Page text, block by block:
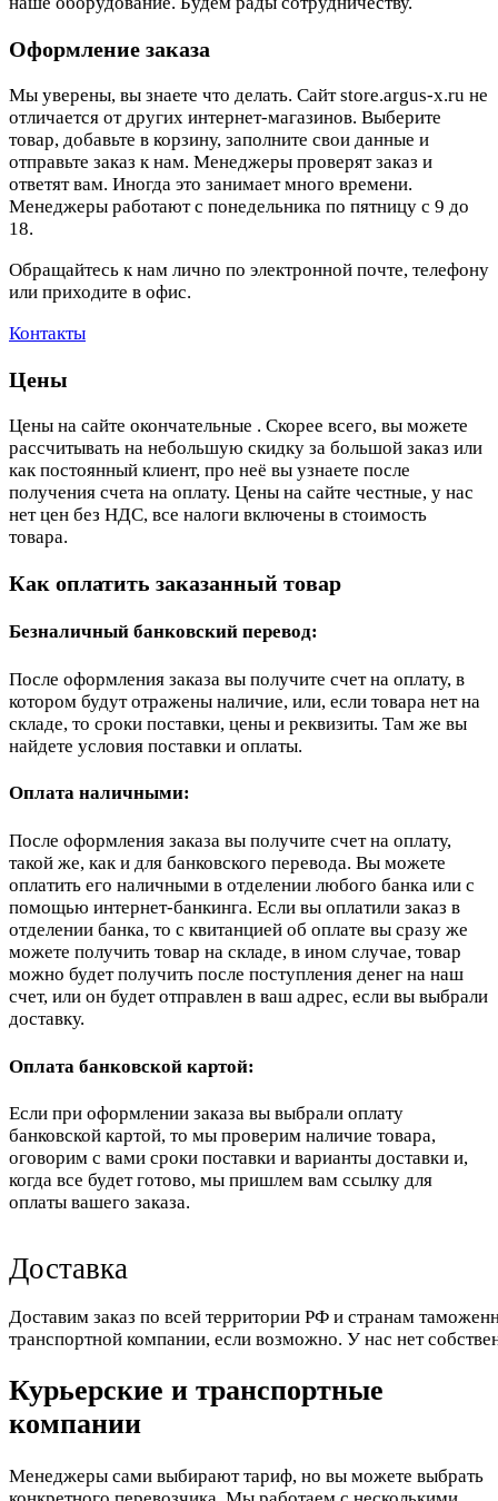
Оформление заказа
Мы уверены, вы знаете что делать. Сайт store.argus-x.ru не
отличается от других интернет-магазинов. Выберите
товар, добавьте в корзину, заполните свои данные и
отправьте заказ к нам. Менеджеры проверят заказ и
ответят вам. Иногда это занимает много времени.
Менеджеры работают с понедельника по пятницу с 9 до
18.
Обращайтесь к нам лично по электронной почте, телефону
или приходите в офис.
Контакты
Цены
Цены на сайте окончательные . Скорее всего, вы можете
рассчитывать на небольшую скидку за большой заказ или
как постоянный клиент, про неё вы узнаете после
получения счета на оплату. Цены на сайте честные, у нас
нет цен без НДС, все налоги включены в стоимость
товара.
Как оплатить заказанный товар
Безналичный банковский перевод:
После оформления заказа вы получите счет на оплату, в
котором будут отражены наличие, или, если товара нет на
складе, то сроки поставки, цены и реквизиты. Там же вы
найдете условия поставки и оплаты.
Оплата наличными:
После оформления заказа вы получите счет на оплату,
такой же, как и для банковского перевода. Вы можете
оплатить его наличными в отделении любого банка или с
помощью интернет-банкинга. Если вы оплатили заказ в
отделении банка, то с квитанцией об оплате вы сразу же
можете получить товар на складе, в ином случае, товар
можно будет получить после поступления денег на наш
счет, или он будет отправлен в ваш адрес, если вы выбрали
доставку.
Оплата банковской картой:
Если при оформлении заказа вы выбрали оплату
банковской картой, то мы проверим наличие товара,
оговорим с вами сроки поставки и варианты доставки и,
когда все будет готово, мы пришлем вам ссылку для
оплаты вашего заказа.
Доставка
Доставим заказ по всей территории РФ и странам
транспортной компании, если возможно. У нас нет
Курьерские и транспортные
компании
Менеджеры сами выбирают тариф, но вы можете выбрать